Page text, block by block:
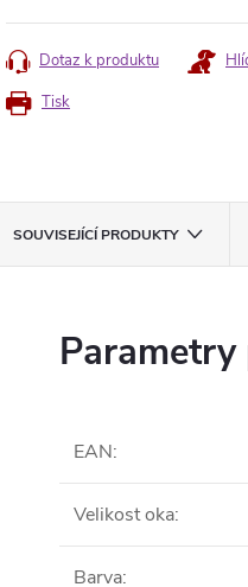
Tisk
Dotaz k produktu
SOUVISEJÍCÍ PRODUKTY
EAN:
Velikost oka:
Barva: